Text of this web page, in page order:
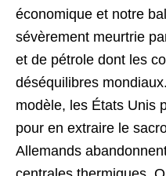
économique et notre
sévèrement meurtrie
et de pétrole dont les
déséquilibres
modèle, les États Unis
pour en extraire le
Allemands